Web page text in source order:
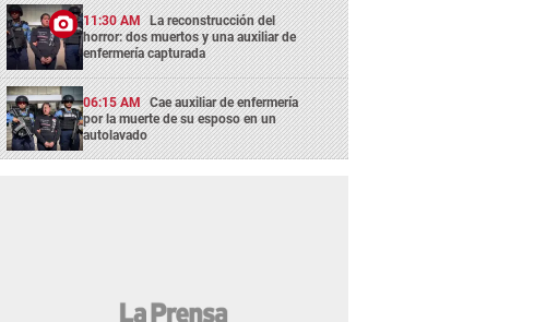
11:30 AM La reconstrucción del
horror: dos muertos y una auxiliar de
enfermería capturada
06:15 AM Cae auxiliar de enfermería
por la muerte de su esposo en un
autolavado